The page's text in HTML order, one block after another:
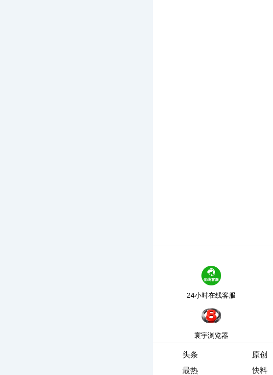
24小时在线客服
寰宇浏览器
头条 原创
最热
快料